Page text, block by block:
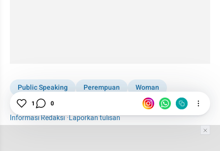
Public Speaking Perempuan
Woman
Percaya Diri
Informasi Redaksi·Laporkan tulisan
1 0